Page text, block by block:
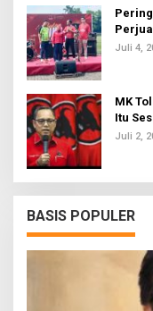
Bola
Juli 4,
MK
Itu
Juli 2,
BASIS POPULER